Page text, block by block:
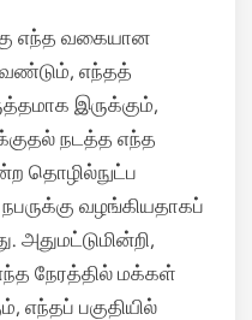
எந்த வகையான
எந்தத்
இருக்கும்,
நடத்த எந்த
தொழில்நுட்ப
வழங்கியதாகப்
அதுமட்டுமின்றி,
நேரத்தில் மக்கள்
எந்தப் பகுதியில்